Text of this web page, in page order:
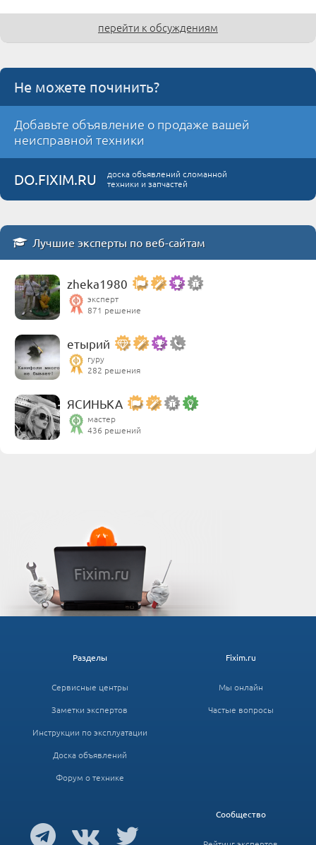
перейти к обсуждениям
Не можете починить?
Добавьте объявление о продаже вашей
неисправной техники
DO.FIXIM.RU
доска объявлений сломанной
техники и запчастей
Лучшие эксперты по веб-сайтам
zheka1980
эксперт
871 решение
етырий
гуру
282 решения
ЯСИНЬКА
мастер
436 решений
Fixim.ru
Мы онлайн
Частые вопросы
Разделы
Сервисные центры
Заметки экспертов
Инструкции по эксплуатации
Доска объявлений
Форум о технике
Сообщество